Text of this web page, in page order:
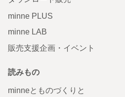
minne PLUS
minne LAB
販売支援企画・イベント
読みもの
minneとものづくりと